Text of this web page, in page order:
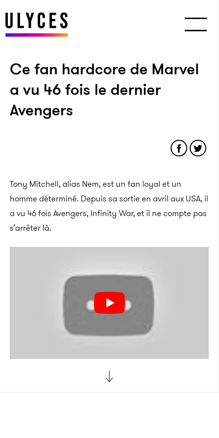
Ce fan hardcore de Marvel
a vu 46 fois le dernier
Avengers
Tony Mitchell, alias Nem, est un fan loyal et un
homme déterminé. Depuis sa sortie en avril aux USA, il
a vu 46 fois Avengers, Infinity War, et il ne compte pas
s’arrêter là.